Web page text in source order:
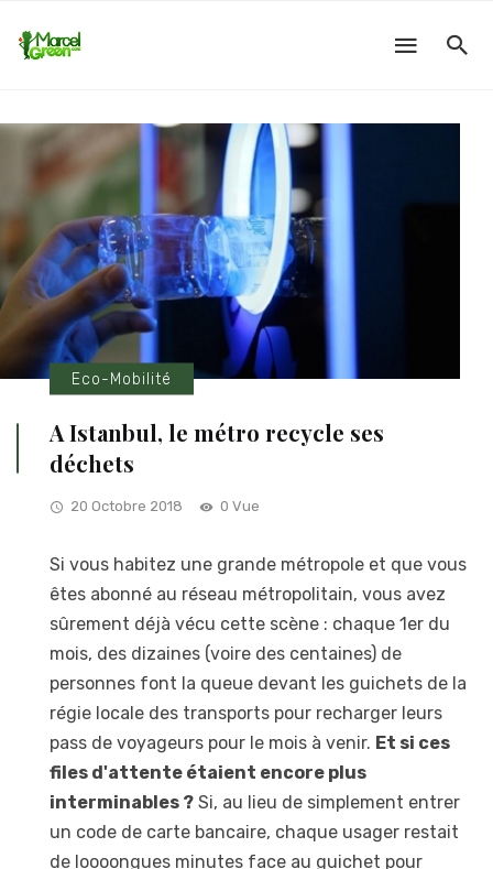
Eco-Mobilité
A Istanbul, le métro recycle ses
déchets
20 Octobre 2018 0 Vue
Si vous habitez une grande métropole et que vous
êtes abonné au réseau métropolitain, vous avez
sûrement déjà vécu cette scène : chaque 1er du
mois, des dizaines (voire des centaines) de
personnes font la queue devant les guichets de la
régie locale des transports pour recharger leurs
pass de voyageurs pour le mois à venir. Et si ces
files d'attente étaient encore plus
interminables ? Si, au lieu de simplement entrer
un code de carte bancaire, chaque usager restait
de loooongues minutes face au guichet pour